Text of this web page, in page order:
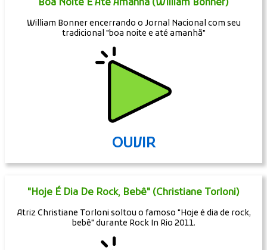
Boa Noite E Até Amanhã (William Bonner)
William Bonner encerrando o Jornal Nacional com seu
tradicional "boa noite e até amanhã"
OUVIR
"Hoje É Dia De Rock, Bebê" (Christiane Torloni)
Atriz Christiane Torloni soltou o famoso "Hoje é dia de rock,
bebê" durante Rock In Rio 2011.